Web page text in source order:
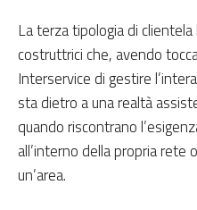
La terza tipologia di
costruttrici che, avendo
Interservice di gestire
sta dietro a una realtà
quando riscontrano
all’interno della propria rete
un’area.